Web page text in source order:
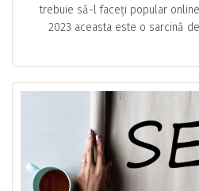
trebuie să-l faceți popular
2023 aceasta este o sarcină